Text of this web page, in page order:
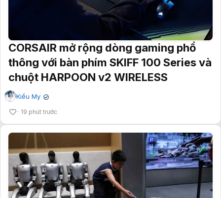
CORSAIR mở rộng dòng gaming phổ
thông với bàn phím SKIFF 100 Series và
chuột HARPOON v2 WIRELESS
Kiều My ✔
19 phút trước